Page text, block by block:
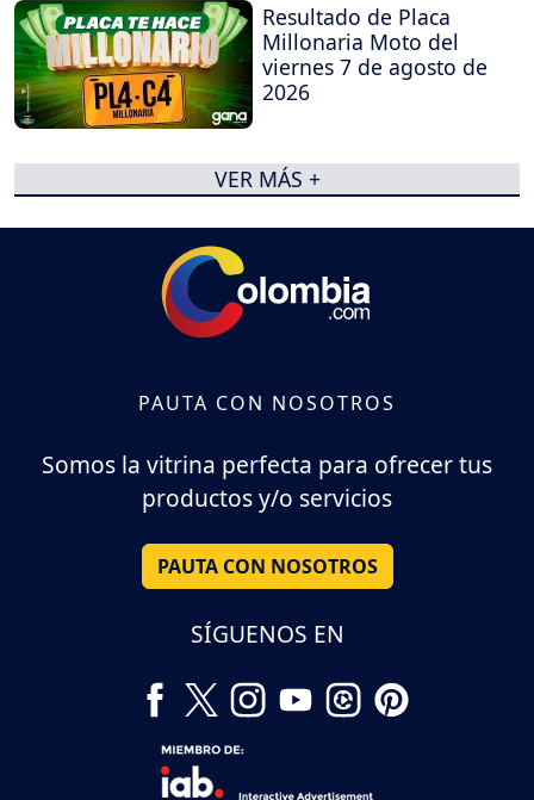
Resultado de Placa
Millonaria Moto del
viernes 7 de agosto de
2026
VER MÁS +
PAUTA CON NOSOTROS
Somos la vitrina perfecta para ofrecer tus
productos y/o servicios
PAUTA CON NOSOTROS
SÍGUENOS EN